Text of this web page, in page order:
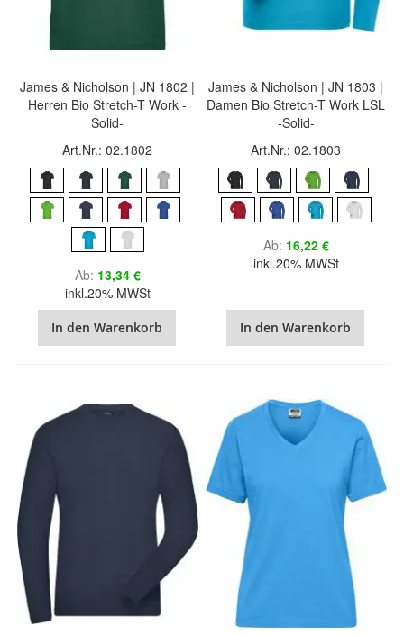
James & Nicholson | JN 1802 |
Herren Bio Stretch-T Work -
Solid-
Art.Nr.: 02.1802
Ab 13,34 €
inkl.20% MWSt
In den Warenkorb
James & Nicholson | JN 1803 |
Damen Bio Stretch-T Work LSL
-Solid-
Art.Nr.: 02.1803
Ab 16,22 €
inkl.20% MWSt
In den Warenkorb